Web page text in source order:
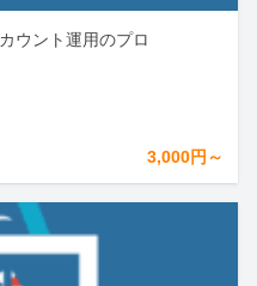
ウント運用のプロ
3,000円～